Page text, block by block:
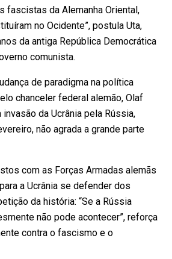
fascistas da Alemanha Oriental,
no Ocidente”, postula Uta,
da antiga República Democrática
comunista.
de paradigma na política
chanceler federal alemão, Olaf
da Ucrânia pela Rússia,
não agrada a grande parte
com as Forças Armadas alemãs
a Ucrânia se defender dos
da história: “Se a Rússia
não pode acontecer”, reforça
contra o fascismo e o